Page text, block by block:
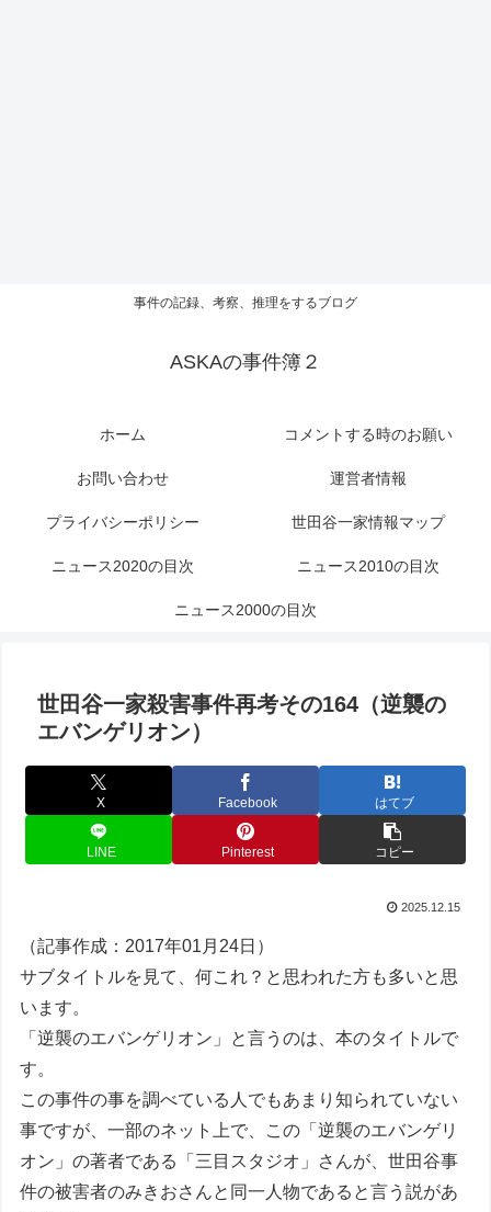
事件の記録、考察、推理をするブログ
ASKAの事件簿２
ホーム コメントする時のお願い
お問い合わせ 運営者情報
プライバシーポリシー 世田谷一家情報マップ
ニュース2020の目次 ニュース2010の目次
ニュース2000の目次
世田谷一家殺害事件再考その164（逆襲の
エバンゲリオン）
X Facebook はてブ
LINE Pinterest コピー
2025.12.15
（記事作成：2017年01月24日）
サブタイトルを見て、何これ？と思われた方も多いと思
います。
「逆襲のエバンゲリオン」と言うのは、本のタイトルで
す。
この事件の事を調べている人でもあまり知られていない
事ですが、一部のネット上で、この「逆襲のエバンゲリ
オン」の著者である「三目スタジオ」さんが、世田谷事
件の被害者のみきおさんと同一人物であると言う説があ